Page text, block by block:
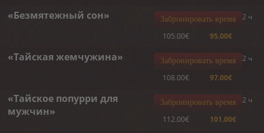
«Безмятежный сон» Забронировать время
2 ч
105.00€
95.00€
«Тайская жемчужина» Забронировать время
2 ч
108.00€
97.00€
«Тайское попурри для
мужчин»
Забронировать время
2 ч
112.00€
101.00€